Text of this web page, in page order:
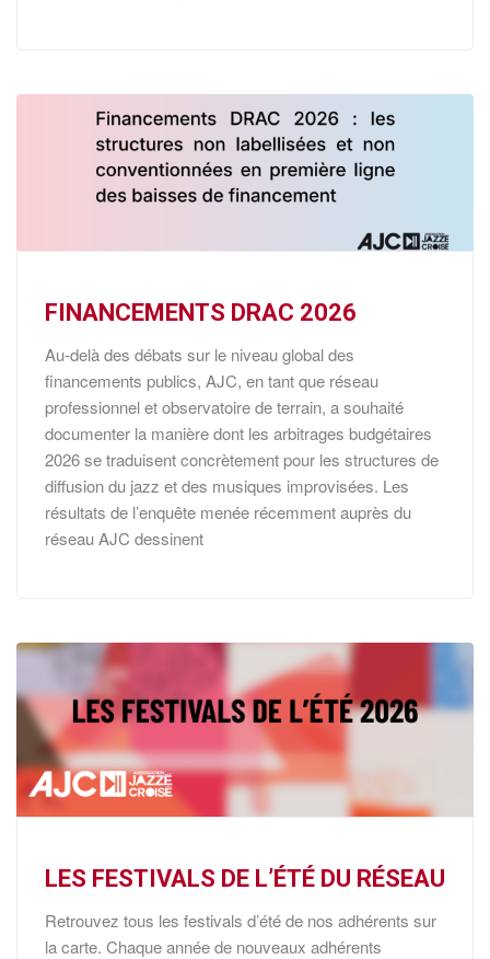
FINANCEMENTS DRAC 2026
Au-delà des débats sur le niveau global des
financements publics, AJC, en tant que réseau
professionnel et observatoire de terrain, a souhaité
documenter la manière dont les arbitrages budgétaires
2026 se traduisent concrètement pour les structures de
diffusion du jazz et des musiques improvisées. Les
résultats de l’enquête menée récemment auprès du
réseau AJC dessinent
LES FESTIVALS DE L’ÉTÉ DU RÉSEAU
Retrouvez tous les festivals d’été de nos adhérents sur
la carte. Chaque année de nouveaux adhérents